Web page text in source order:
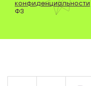
конфиденциальности
ФЗ